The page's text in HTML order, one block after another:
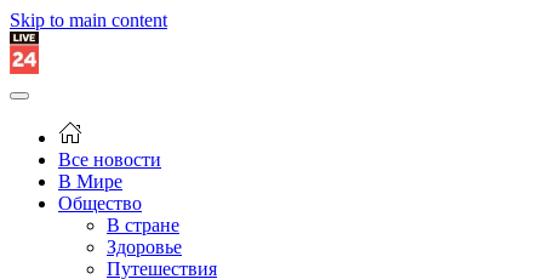
Skip to main content
Все новости
В Мире
Общество
В стране
Здоровье
Путешествия